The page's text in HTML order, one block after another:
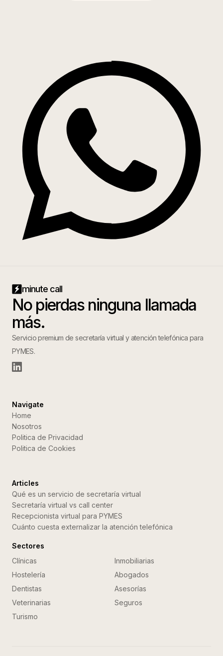
minute call
No pierdas ninguna llamada
más.
Servicio premium de secretaría virtual y atención telefónica para
PYMES.
Navigate
Home
Nosotros
Politica de Privacidad
Politica de Cookies
Articles
Qué es un servicio de secretaría virtual
Secretaría virtual vs call center
Recepcionista virtual para PYMES
Cuánto cuesta externalizar la atención telefónica
Sectores
Clínicas
Inmobiliarias
Hostelería
Abogados
Dentistas
Asesorías
Veterinarias
Seguros
Turismo